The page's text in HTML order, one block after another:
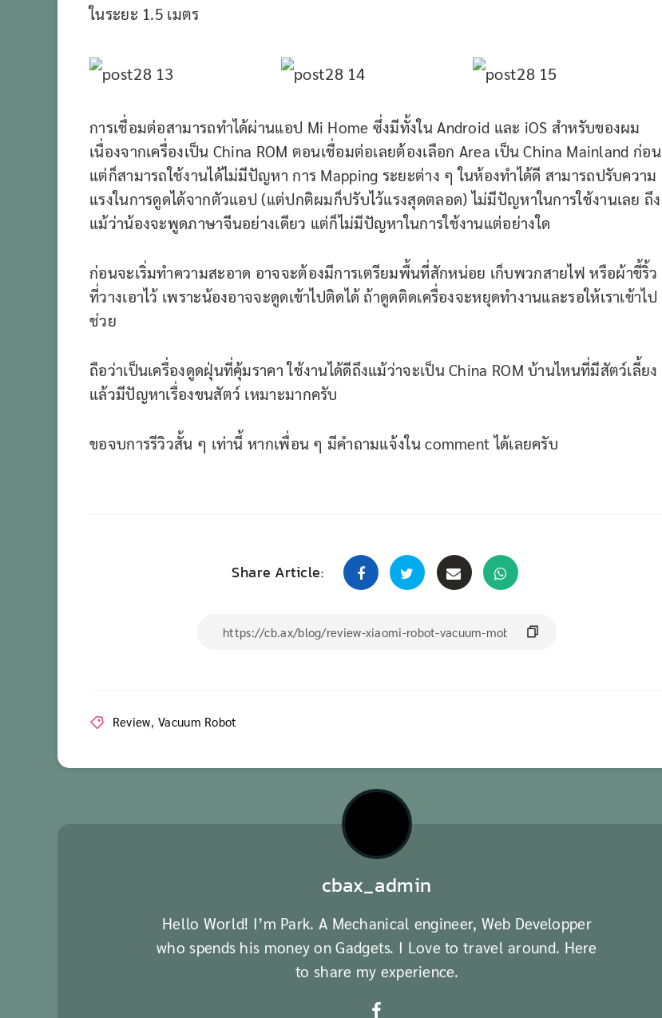
ในระยะ 1.5 เมตร
การเชื่อมต่อสามารถทำได้ผ่านแอป Mi Home ซึ่งมีทั้งใน Android และ iOS สำหรับของผม
เนื่องจากเครื่องเป็น China ROM ตอนเชื่อมต่อเลยต้องเลือก Area เป็น China Mainland ก่อน
แต่ก็สามารถใช้งานได้ไม่มีปัญหา การ Mapping ระยะต่าง ๆ ในห้องทำได้ดี สามารถปรับความ
แรงในการดูดได้จากตัวแอป (แต่ปกติผมก็ปรับไว้แรงสุดตลอด) ไม่มีปัญหาในการใช้งานเลย ถึง
แม้ว่าน้องจะพูดภาษาจีนอย่างเดียว แต่ก็ไม่มีปัญหาในการใช้งานแต่อย่างใด
ก่อนจะเริ่มทำความสะอาด อาจจะต้องมีการเตรียมพื้นที่สักหน่อย เก็บพวกสายไฟ หรือผ้าขี้ริ้ว
ที่วางเอาไว้ เพราะน้องอาจจะดูดเข้าไปติดได้ ถ้าดูดติดเครื่องจะหยุดทำงานและรอให้เราเข้าไป
ช่วย
ถือว่าเป็นเครื่องดูดฝุ่นที่คุ้มราคา ใช้งานได้ดีถึงแม้ว่าจะเป็น China ROM บ้านไหนที่มีสัตว์เลี้ยง
แล้วมีปัญหาเรื่องขนสัตว์ เหมาะมากครับ
ขอจบการรีวิวสั้น ๆ เท่านี้ หากเพื่อน ๆ มีคำถามแจ้งใน comment ได้เลยครับ
Share Article:
Review,Vacuum Robot
cbax_admin
Hello World! I’m Park. A Mechanical engineer, Web Developper
who spends his money on Gadgets. I Love to travel around. Here
to share my experience.